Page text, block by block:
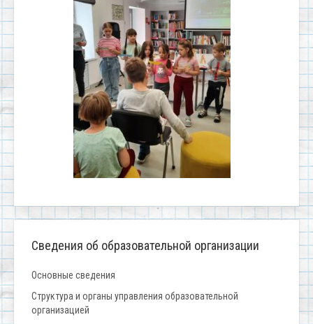
Сведения об образовательной организации
Основные сведения
Структура и органы управления образовательной
организацией